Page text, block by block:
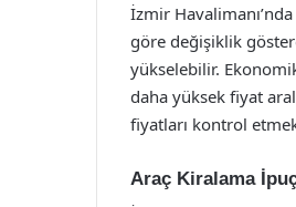
İzmir
göre değişiklik
yükselebilir.
daha yüksek fiyat
fiyatları kontrol
Araç Kiralama